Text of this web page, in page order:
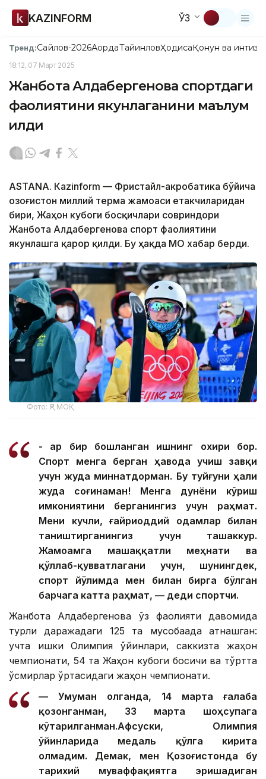
KAZINFORM ЎЗ
Тренд:Сайлов-2026АқордаТайинловҲодисаҚонун ва
18:12, 07 Март 2025
Жанбота Алдабергенова спортдаги
фаолиятини якунлаганини маълум
қилди
ASTANА. Кazinform — Фристайл-акробатика бўйича
Қозоғистон миллий терма жамоаси етакчиларидан
бири, Жаҳон кубоги босқичлари совриндори
Жанбота Алдабергенова спорт фаолиятини
якунлашга қарор қилди. Бу ҳақда МОҚ хабар берди.
Фото: ҚР МОҚ
- Ҳар бир бошланган ишнинг охири бор.
Спорт менга берган ҳавода учиш завқи
учун жуда миннатдорман. Бу туйғуни ҳали
жуда соғинаман! Менга дунёни кўриш
имкониятини берганингиз учун раҳмат.
Мени кучли, ғайриоддий одамлар билан
таништирганингиз учун ташаккур.
Жамоамга машаққатли меҳнати ва
қўллаб-қувватлагани учун, шунингдек,
спорт йўлимда мен билан бирга бўлган
барчага катта раҳмат, — деди спортчи.
Жанбота Алдабергенова ўз фаолияти давомида
турли даражадаги 125 та мусобақада қатнашган:
учта қишки Олимпия ўйинлари, саккизта жаҳон
чемпионати, 54 та Жаҳон кубоги босқичи ва тўртта
ўсмирлар ўртасидаги жаҳон чемпионати.
— Умуман олганда, 14 марта ғалаба
қозонганман, 33 марта шоҳсупага
кўтарилганман.Афсуски, Олимпия
ўйинларида медаль қўлга кирита
олмадим. Демак, мен Қозоғистонда бу
тарихий муваффақиятга эришадиган